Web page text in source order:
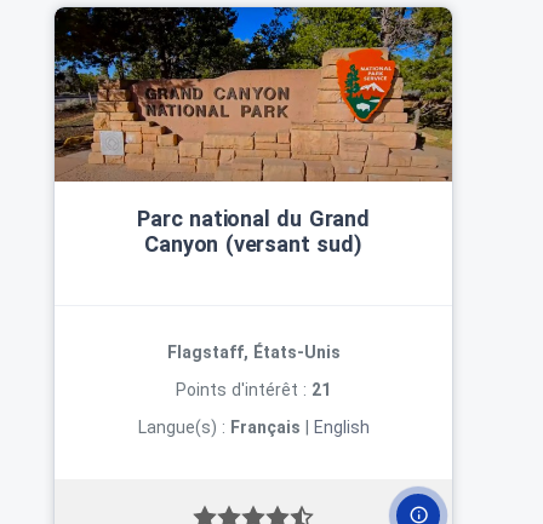
Parc national du Grand
Canyon (versant sud)
Flagstaff, États-Unis
Points d'intérêt : 21
Langue(s) : Français English